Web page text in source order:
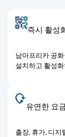
즉시 활성
남아프리카 공
설치하고 활성
유연한 요
출장, 휴가, 디지